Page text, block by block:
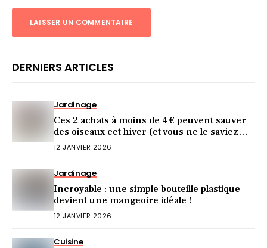
DERNIERS ARTICLES
Jardinage
Ces 2 achats à moins de 4 € peuvent sauver
des oiseaux cet hiver (et vous ne le saviez
pas)
12 JANVIER 2026
Jardinage
Incroyable : une simple bouteille plastique
devient une mangeoire idéale !
12 JANVIER 2026
Cuisine